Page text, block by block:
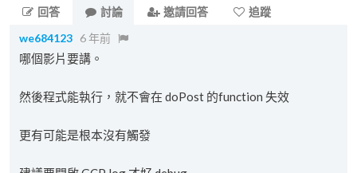
回答
討論 邀請回答
追蹤
we684123 6 年前
哪個影片要講。
然後程式能執行，就不會在 doPost 的function 失效
更有可能是根本沒有觸發